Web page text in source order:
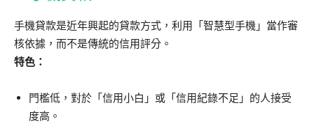
手機貸款是近年興起的貸款方式，利用「智慧型手機」當作審
核依據，而不是傳統的信用評分。
特色：
門檻低，對於「信用小白」或「信用紀錄不足」的人接受
度高。